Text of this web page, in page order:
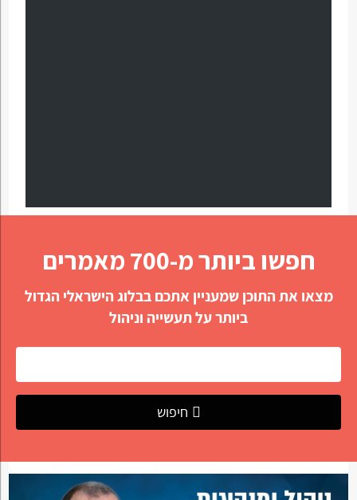
חפשו ביותר מ-700 מאמרים
מצאו את התוכן שמעניין אתכם בבלוג הישראלי הגדול
ביותר על תעשייה וניהול
חיפוש